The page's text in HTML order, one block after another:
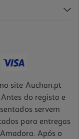
site Auchan.pt
do registo e
servem
para entregas
Após o